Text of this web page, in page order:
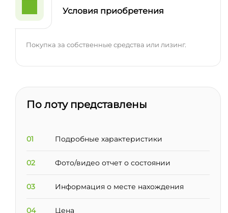
Условия приобретения
Покупка за собственные средства или лизинг.
По лоту представлены
01 Подробные характеристики
02 Фото/видео отчет о состоянии
03 Информация о месте нахождения
04 Цена